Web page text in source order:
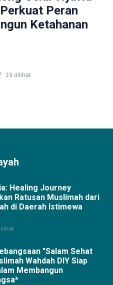
Peran
Ketahanan
19 dilihat
Healing Journey
Ratusan Muslimah dari
di Daerah Istimewa
"Salam Sehat
Wahdah DIY Siap
Membangun